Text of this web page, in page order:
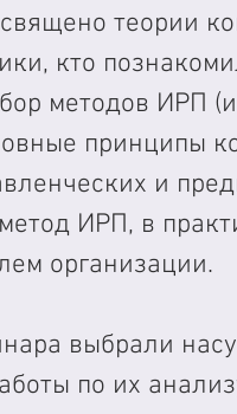
теории
кто
методов ИРП
принципы
и
ИРП, в
организации.
выбрали
по их